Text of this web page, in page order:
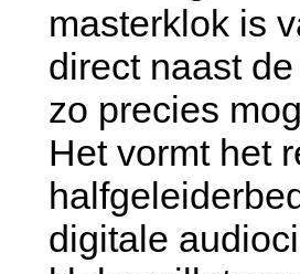
masterklok is
direct naast
zo precies
Het vormt het
digitale